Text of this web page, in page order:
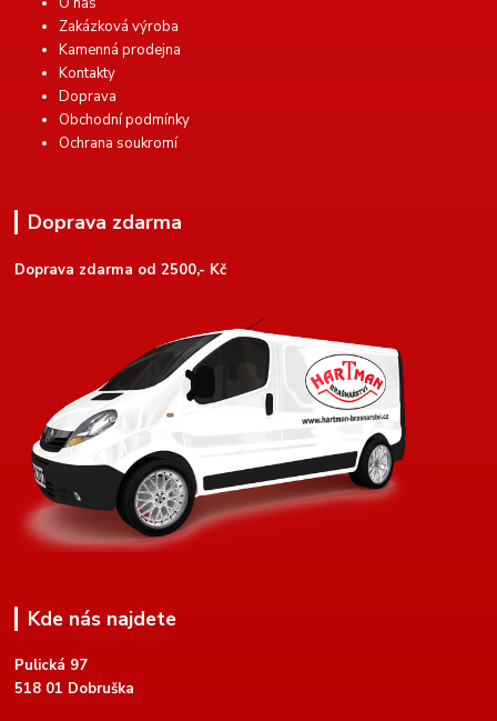
Zakázková výroba
Kamenná prodejna
Kontakty
Doprava
Obchodní podmínky
Ochrana soukromí
Doprava zdarma
Doprava zdarma od 2500,- Kč
Kde nás najdete
Pulická 97
518 01 Dobruška